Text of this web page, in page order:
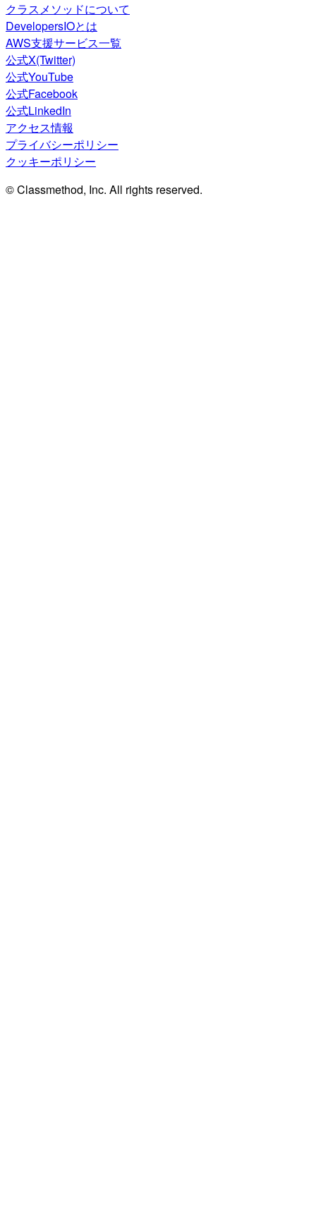
クラスメソッドについて
DevelopersIOとは
AWS支援サービス一覧
公式X(Twitter)
公式YouTube
公式Facebook
公式LinkedIn
アクセス情報
プライバシーポリシー
クッキーポリシー
© Classmethod, Inc. All rights reserved.